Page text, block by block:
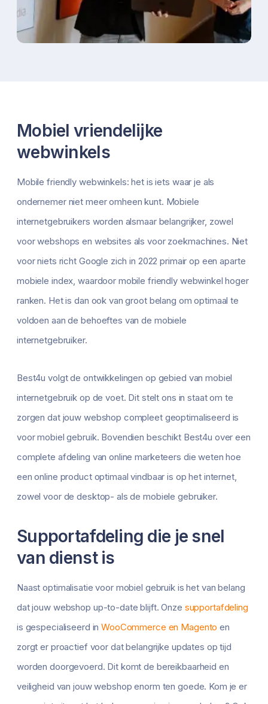
Mobiel vriendelijke
webwinkels
Mobile friendly webwinkels: het is iets waar je als
ondernemer niet meer omheen kunt. Mobiele
internetgebruikers worden alsmaar belangrijker, zowel
voor webshops en websites als voor zoekmachines. Niet
voor niets richt Google zich in 2022 primair op een aparte
mobiele index, waardoor mobile friendly webwinkel hoger
ranken. Het is dan ook van groot belang om optimaal te
voldoen aan de behoeftes van de mobiele
internetgebruiker.
Best4u volgt de ontwikkelingen op gebied van mobiel
internetgebruik op de voet. Dit stelt ons in staat om te
zorgen dat jouw webshop compleet geoptimaliseerd is
voor mobiel gebruik. Bovendien beschikt Best4u over een
complete afdeling van online marketeers die weten hoe
een online product optimaal vindbaar is op het internet,
zowel voor de desktop- als de mobiele gebruiker.
Supportafdeling die je snel
van dienst is
Naast optimalisatie voor mobiel gebruik is het van belang
dat jouw webshop up-to-date blijft. Onze supportafdeling
is gespecialiseerd inWooCommerce en Magento en
zorgt er proactief voor dat belangrijke updates op tijd
worden doorgevoerd. Dit komt de bereikbaarheid en
veiligheid van jouw webshop enorm ten goede. Kom je er